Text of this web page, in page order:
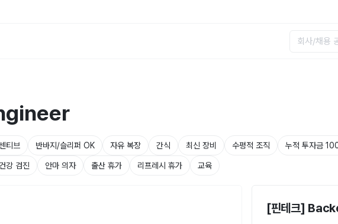
티브 반바지/슬리퍼 OK 자유 복장 간식 최신 장비 수평적 조직 누적 투자금
건강 검진 안마 의자 출산 휴가 리프레시 휴가 교육
[핀테크]